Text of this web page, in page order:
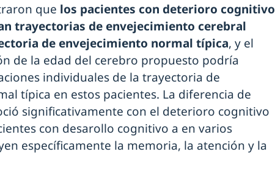
que los pacientes con deterioro cognitivo
trayectorias de envejecimiento cerebral
de envejecimiento normal típica, y el
de la edad del cerebro propuesto podría
individuales de la trayectoria de
típica en estos pacientes. La diferencia de
significativamente con el deterioro cognitivo
con desarollo cognitivo a en varios
específicamente la memoria, la atención y la